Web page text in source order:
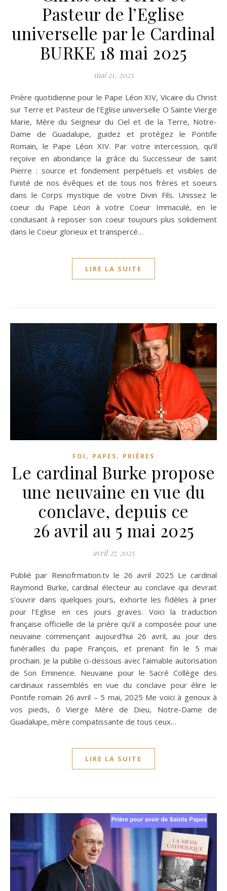
Pasteur de l’Eglise
universelle par le Cardinal
BURKE 18 mai 2025
mai 21, 2025
Prière quotidienne pour le Pape Léon XIV, Vicaire du Christ
sur Terre et Pasteur de l’Eglise universelle O Sainte Vierge
Marie, Mère du Seigneur du Ciel et de la Terre, Notre-
Dame de Guadalupe, guidez et protégez le Pontife
Romain, le Pape Léon XIV. Par votre intercession, qu’il
reçoive en abondance la grâce du Successeur de saint
Pierre : source et fondement perpétuels et visibles de
l’unité de nos évêques et de tous nos frères et soeurs
dans le Corps mystique de votre Divin Fils. Unissez le
coeur du Pape Léon à votre Coeur Immaculé, en le
conduisant à reposer son coeur toujours plus solidement
dans le Coeur glorieux et transpercé…
LIRE LA SUITE
FOI , PAPES, PRIÈRES
Le cardinal Burke propose
une neuvaine en vue du
conclave, depuis ce
26 avril au 5 mai 2025
avril 27, 2025
Publié par Reinofrmation.tv le 26 avril 2025 Le cardinal
Raymond Burke, cardinal électeur au conclave qui devrait
s’ouvrir dans quelques jours, exhorte les fidèles à prier
pour l’Eglise en ces jours graves. Voici la traduction
française officielle de la prière qu’il a composée pour une
neuvaine commençant aujourd’hui 26 avril, au jour des
funérailles du pape François, et prenant fin le 5 mai
prochain. Je la publie ci-dessous avec l’aimable autorisation
de Son Eminence. Neuvaine pour le Sacré Collège des
cardinaux rassemblés en vue du conclave pour élire le
Pontife romain 26 avril – 5 mai, 2025 Me voici à genoux à
vos pieds, ô Vierge Mère de Dieu, Notre-Dame de
Guadalupe, mère compatissante de tous ceux…
LIRE LA SUITE